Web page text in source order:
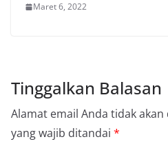
Maret 6, 2022
Tinggalkan Balasan
Alamat email Anda tidak
yang wajib ditandai *